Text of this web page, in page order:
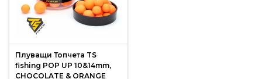
Плуващи Топчета TS
fishing POP UP 10&14mm,
CHOCOLATE & ORANGE